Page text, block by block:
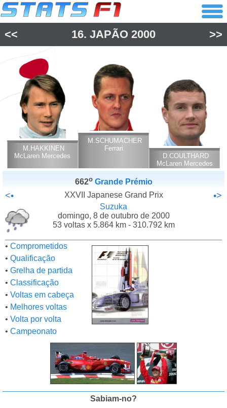
<< 16. JAPÃO 2000 >>
M.HAKKINEN
McLaren Mercedes
M.SCHUMACHER
Ferrari
D.COULTHARD
McLaren Mercedes
662o Grande Prémio
<• XXVII Japanese Grand Prix •>
Suzuka
domingo, 8 de outubro de 2000
53 voltas x 5.864 km - 310.792 km
• Comprometidos
• Qualificação
• Grelha de partida
• Classificação
• Voltas em cabeça
• Melhores voltas
• Volta por volta
• Campeonato
Sabiam-no?